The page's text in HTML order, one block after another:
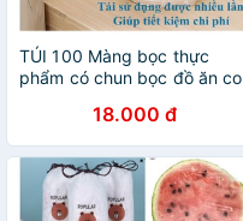
TÚI 100 Màng bọc thực
phẩm có chun bọc đồ ăn co
18.000 đ